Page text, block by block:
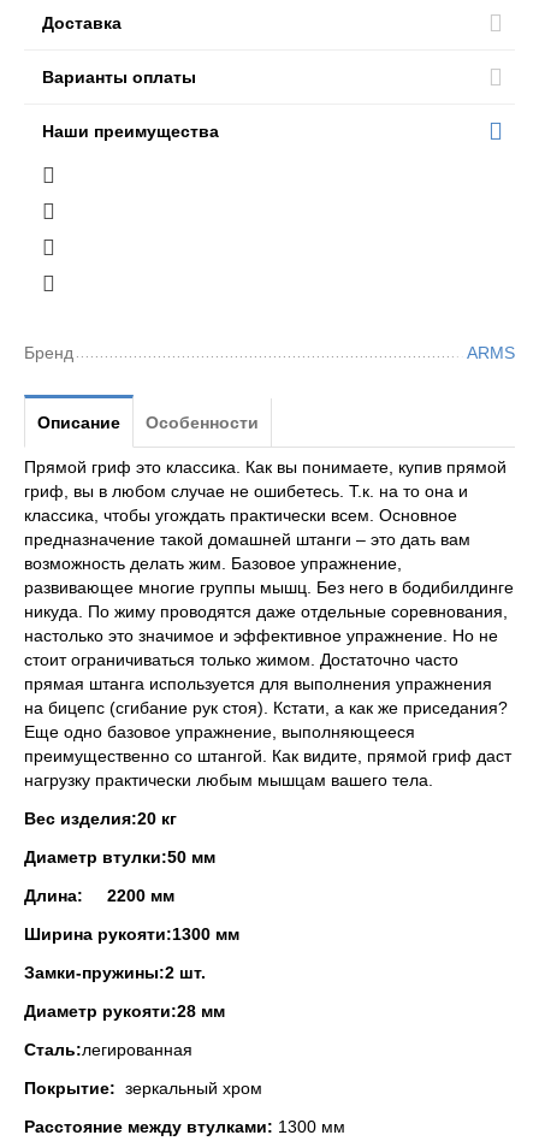
Доставка
Варианты оплаты
Наши преимущества
Бренд ARMS
Описание Особенности
Прямой гриф это классика. Как вы понимаете, купив прямой
гриф, вы в любом случае не ошибетесь. Т.к. на то она и
классика, чтобы угождать практически всем. Основное
предназначение такой домашней штанги – это дать вам
возможность делать жим. Базовое упражнение,
развивающее многие группы мышц. Без него в бодибилдинге
никуда. По жиму проводятся даже отдельные соревнования,
настолько это значимое и эффективное упражнение. Но не
стоит ограничиваться только жимом. Достаточно часто
прямая штанга используется для выполнения упражнения
на бицепс (сгибание рук стоя). Кстати, а как же приседания?
Еще одно базовое упражнение, выполняющееся
преимущественно со штангой. Как видите, прямой гриф даст
нагрузку практически любым мышцам вашего тела.
Вес изделия:20 кг
Диаметр втулки:50 мм
Длина:2200 мм
Ширина рукояти:1300 мм
Замки-пружины:2 шт.
Диаметр рукояти:28 мм
Сталь:легированная
Покрытие:зеркальный хром
Расстояние между втулками: 1300 мм